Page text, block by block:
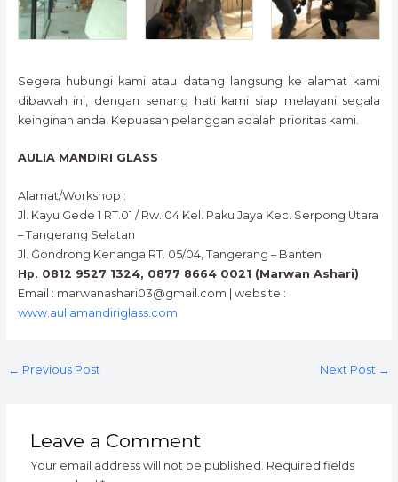
Segera hubungi kami atau datang langsung ke alamat kami
dibawah ini, dengan senang hati kami siap melayani segala
keinginan anda, Kepuasan pelanggan adalah prioritas kami.
AULIA MANDIRI GLASS
Alamat/Workshop :
Jl. Kayu Gede 1 RT.01 / Rw. 04 Kel. Paku Jaya Kec. Serpong Utara
– Tangerang Selatan
Jl. Gondrong Kenanga RT. 05/04, Tangerang – Banten
Hp. 0812 9527 1324, 0877 8664 0021 (Marwan Ashari)
Email : marwanashari03@gmail.com | website :
www.auliamandiriglass.com
← Previous Post Next Post →
Leave a Comment
Your email address will not be published. Required fields